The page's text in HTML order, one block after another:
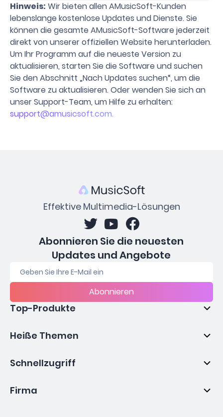
Hinweis: Wir bieten allen AMusicSoft-Kunden
lebenslange kostenlose Updates und Dienste. Sie
können die gesamte AMusicSoft-Software jederzeit
direkt von unserer offiziellen Website herunterladen.
Um Ihr Programm auf die neueste Version zu
aktualisieren, starten Sie die Software und suchen
Sie den Abschnitt „Nach Updates suchen“, um die
Software zu aktualisieren. Oder wenden Sie sich an
unser Support-Team, um Hilfe zu erhalten:
support@amusicsoft.com.
Effektive Multimedia-Lösungen
Abonnieren Sie die neuesten
Updates und Angebote
Abonnieren
Top-Produkte
Heiße Themen
Schnellzugriff
Firma